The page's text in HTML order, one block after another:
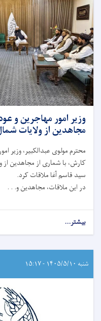
وزیر امور مهاجرین و
مجاهدین از ولایات
محترم مولوی عبدالکبیر، وزیر
کارش، با شماری از مجاهدین
سید قاسم آغا ملاقات کرد.
در این ملاقات، مجاهدین و. . .
بیشتر...
شنبه ۱۴۰۵/۵/۱۰ - ۱۵:۱۷